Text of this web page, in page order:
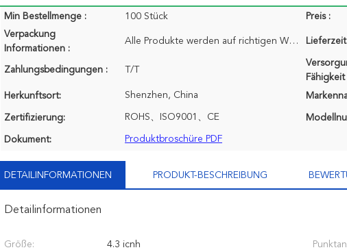
Min Bestellmenge : 100 Stück Preis :
Verpackung
Informationen :
Alle Produkte werden auf richtigen Weg, ihn sicher zu halten verpackt. Für kleine Größen von Produk
Zahlungsbedingungen : T/T
Fähigkeit
Herkunftsort: Shenzhen, China
Zertifizierung: ROHS、ISO9001、CE
Dokument: Produktbroschüre PDF
DETAILINFORMATIONEN PRODUKT-BESCHREIBUNG
Detailinformationen
Größe: 4.3 icnh